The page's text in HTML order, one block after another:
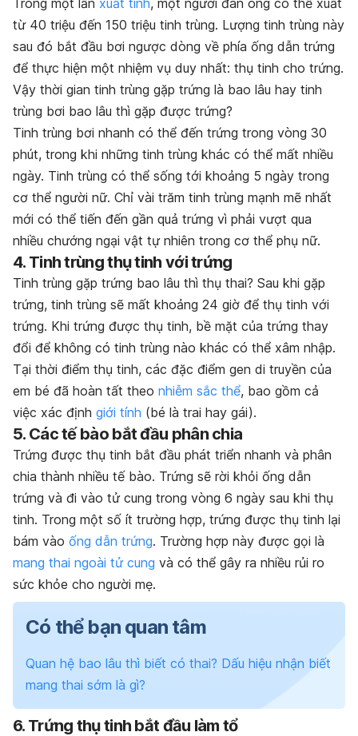
từ 40 triệu đến 150 triệu tinh trùng. Lượng tinh trùng này
sau đó bắt đầu bơi ngược dòng về phía ống dẫn trứng
để thực hiện một nhiệm vụ duy nhất: thụ tinh cho trứng.
Vậy thời gian tinh trùng gặp trứng là bao lâu hay tinh
trùng bơi bao lâu thì gặp được trứng?
Tinh trùng bơi nhanh có thể đến trứng trong vòng 30
phút, trong khi những tinh trùng khác có thể mất nhiều
ngày. Tinh trùng có thể sống tới khoảng 5 ngày trong
cơ thể người nữ. Chỉ vài trăm tinh trùng mạnh mẽ nhất
mới có thể tiến đến gần quả trứng vì phải vượt qua
nhiều chướng ngại vật tự nhiên trong cơ thể phụ nữ.
4. Tinh trùng thụ tinh với trứng
Tinh trùng gặp trứng bao lâu thì thụ thai? Sau khi gặp
trứng, tinh trùng sẽ mất khoảng 24 giờ để thụ tinh với
trứng. Khi trứng được thụ tinh, bề mặt của trứng thay
đổi để không có tinh trùng nào khác có thể xâm nhập.
Tại thời điểm thụ tinh, các đặc điểm gen di truyền của
em bé đã hoàn tất theo nhiễm sắc thể, bao gồm cả
việc xác định giới tính (bé là trai hay gái).
5. Các tế bào bắt đầu phân chia
Trứng được thụ tinh bắt đầu phát triển nhanh và phân
chia thành nhiều tế bào. Trứng sẽ rời khỏi ống dẫn
trứng và đi vào tử cung trong vòng 6 ngày sau khi thụ
tinh. Trong một số ít trường hợp, trứng được thụ tinh lại
bám vào ống dẫn trứng. Trường hợp này được gọi là
mang thai ngoài tử cung và có thể gây ra nhiều rủi ro
sức khỏe cho người mẹ.
Có thể bạn quan tâm
Quan hệ bao lâu thì biết có thai? Dấu hiệu nhận biết
mang thai sớm là gì?
6. Trứng thụ tinh bắt đầu làm tổ